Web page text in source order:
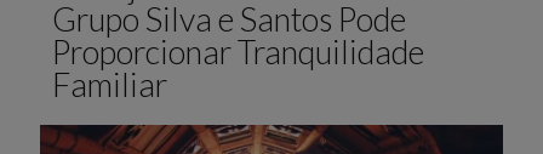
Grupo Silva e Santos Pode
Proporcionar Tranquilidade
Familiar